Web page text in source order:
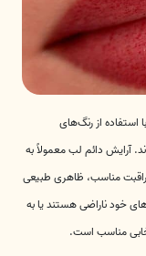
استفاده از رنگ‌های
دائم لب معمولاً به
در صورت مراقبت مناسب، ظاهری طبیعی
خود ناراضی هستند یا به
مناسب است.